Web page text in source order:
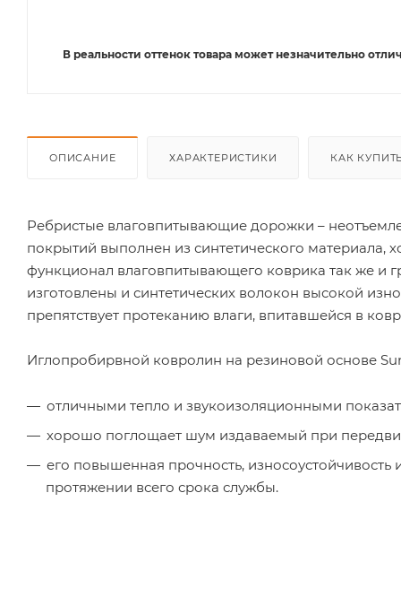
В реальности оттенок товара может незначительно
ОПИСАНИЕ ХАРАКТЕРИСТИКИ КАК
Ребристые влаговпитывающие дорожки –
покрытий выполнен из синтетического материала,
функционал влаговпитывающего коврика так же и
изготовлены и синтетических волокон высокой
препятствует протеканию влаги, впитавшейся в
Иглопробирвной ковролин на резиновой основе
отличными тепло и звукоизоляционными
хорошо поглощает шум издаваемый при
его повышенная прочность, износоустойчивость
протяжении всего срока службы.